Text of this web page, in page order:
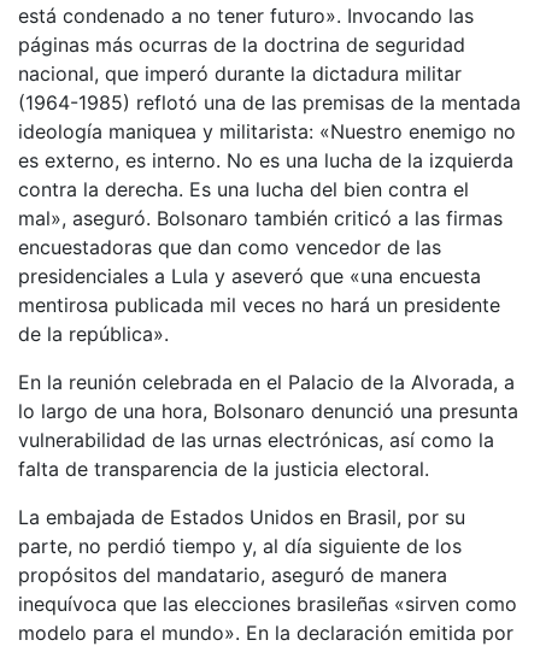
está condenado a no tener futuro». Invocando las
páginas más ocurras de la doctrina de seguridad
nacional, que imperó durante la dictadura militar
(1964-1985) reflotó una de las premisas de la mentada
ideología maniquea y militarista: «Nuestro enemigo no
es externo, es interno. No es una lucha de la izquierda
contra la derecha. Es una lucha del bien contra el
mal», aseguró. Bolsonaro también criticó a las firmas
encuestadoras que dan como vencedor de las
presidenciales a Lula y aseveró que «una encuesta
mentirosa publicada mil veces no hará un presidente
de la república».
En la reunión celebrada en el Palacio de la Alvorada, a
lo largo de una hora, Bolsonaro denunció una presunta
vulnerabilidad de las urnas electrónicas, así como la
falta de transparencia de la justicia electoral.
La embajada de Estados Unidos en Brasil, por su
parte, no perdió tiempo y, al día siguiente de los
propósitos del mandatario, aseguró de manera
inequívoca que las elecciones brasileñas «sirven como
modelo para el mundo». En la declaración emitida por